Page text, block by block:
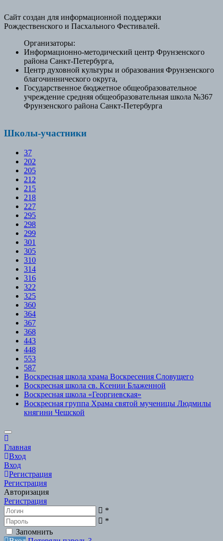
Сайт создан для информационной поддержки
Рождественского и Пасхального Фестивалей.
Организаторы:
Информационно-методический центр Фрунзенского
района Санкт-Петербурга,
Центр духовной культуры и образования Фрунзенского
благочиннического округа,
Государственное бюджетное общеобразовательное
учреждение средняя общеобразовательная школа №367
Фрунзенского района Санкт-Петербурга
Школы-участники
37
202
205
212
215
218
227
295
298
299
301
305
310
314
316
322
325
360
364
367
368
443
448
553
587
Воскресная школа храма Воскресения Словущего
Воскресная школа св. Ксении Блаженной
Воскресная школа «Георгиевская»
Воскресная группа Храма святой мученицы Людмилы
княгини Чешской
Scroll
to
Top
Главная
Вход
Вход
Регистрация
Регистрация
Авторизация
Регистрация
*
*
Запомнить